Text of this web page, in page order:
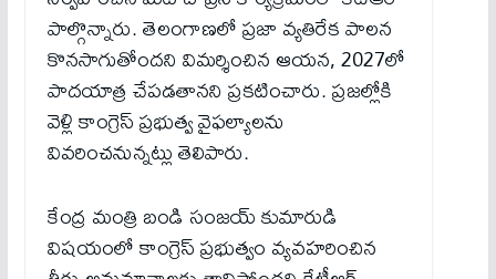
పాల్గొన్నారు. తెలంగాణలో ప్రజా వ్యతిరేక పాలన
కొనసాగుతోందని విమర్శించిన ఆయన, 2027లో
పాదయాత్ర చేపడతానని ప్రకటించారు. ప్రజల్లోకి
వెళ్లి కాంగ్రెస్ ప్రభుత్వ వైఫల్యాలను
వివరించనున్నట్లు తెలిపారు.
కేంద్ర మంత్రి బండి సంజయ్ కుమారుడి
విషయంలో కాంగ్రెస్ ప్రభుత్వం వ్యవహరించిన